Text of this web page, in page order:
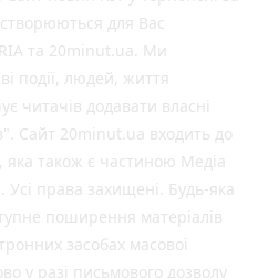
для Вас
та 20minut.ua. Ми
події, людей, життя
читачів додавати власні
Сайт 20minut.ua входить до
яка також є частиною Медіа
права захищені. Будь-яка
поширення матеріалів
засобах масової
у разі письмового дозволу